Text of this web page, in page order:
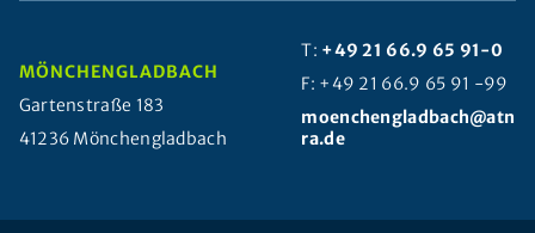
MÖNCHENGLADBACH
Gartenstraße 183
41236 Mönchengladbach
T: +49 21 66.9 65 91-0
F: +49 21 66.9 65 91 -99
moenchengladbach@atn-
ra.de